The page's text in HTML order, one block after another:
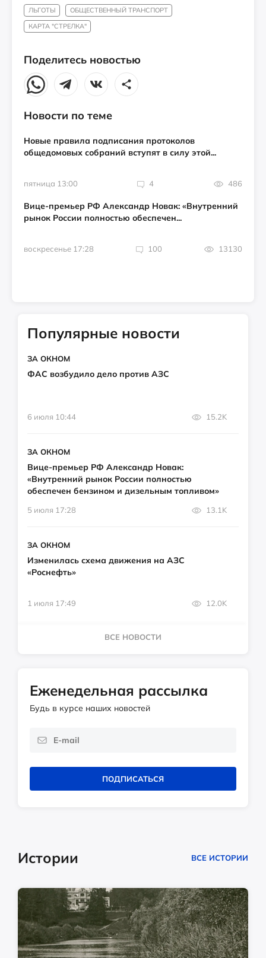
ЛЬГОТЫ
ОБЩЕСТВЕННЫЙ ТРАНСПОРТ
КАРТА "СТРЕЛКА"
Поделитесь новостью
Новости по теме
Новые правила подписания протоколов
общедомовых собраний вступят в силу этой...
пятница 13:00 4 486
Вице-премьер РФ Александр Новак: «Внутренний
рынок России полностью обеспечен...
воскресенье 17:28 100 13130
Популярные новости
ЗА ОКНОМ
ФАС возбудило дело против АЗС
6 июля 10:44 15.2K
ЗА ОКНОМ
Вице-премьер РФ Александр Новак:
«Внутренний рынок России полностью
обеспечен бензином и дизельным топливом»
5 июля 17:28 13.1K
ЗА ОКНОМ
Изменилась схема движения на АЗС
«Роснефть»
1 июля 17:49 12.0K
ВСЕ НОВОСТИ
Еженедельная рассылка
Будь в курсе наших новостей
ПОДПИСАТЬСЯ
Истории ВСЕ ИСТОРИИ